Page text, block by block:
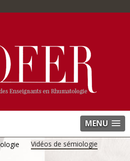
MENU
Vidéos de sémiologie